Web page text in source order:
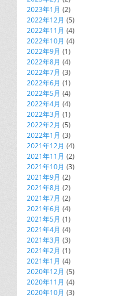
2023年1月 (2)
2022年12月 (5)
2022年11月 (4)
2022年10月 (4)
2022年9月 (1)
2022年8月 (4)
2022年7月 (3)
2022年6月 (1)
2022年5月 (4)
2022年4月 (4)
2022年3月 (1)
2022年2月 (5)
2022年1月 (3)
2021年12月 (4)
2021年11月 (2)
2021年10月 (3)
2021年9月 (2)
2021年8月 (2)
2021年7月 (2)
2021年6月 (4)
2021年5月 (1)
2021年4月 (4)
2021年3月 (3)
2021年2月 (1)
2021年1月 (4)
2020年12月 (5)
2020年11月 (4)
2020年10月 (3)